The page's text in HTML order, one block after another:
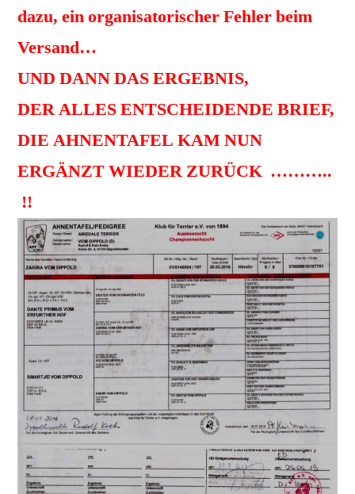
dazu, ein organisatorischer Fehler beim
Versand…
UND DANN DAS ERGEBNIS,
DER ALLES ENTSCHEIDENDE BRIEF,
DIE AHNENTAFEL KAM NUN
ERGÄNZT WIEDER ZURÜCK ………..
!!